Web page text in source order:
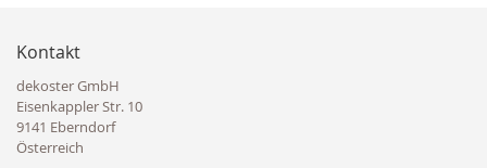
Kontakt
dekoster GmbH
Eisenkappler Str. 10
9141 Eberndorf
Österreich